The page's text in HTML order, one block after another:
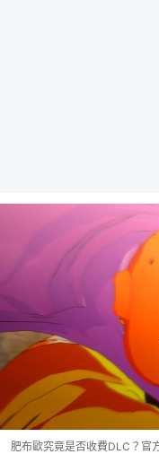
肥布歐究竟是否收費DLC？官